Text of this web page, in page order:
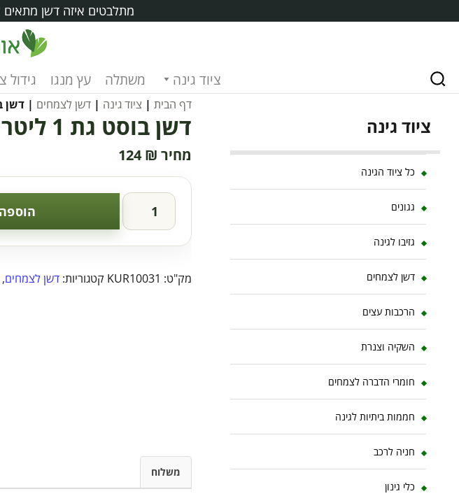
מתלבטים איזה דשן
ציוד גינה משתלה עץ מנגו גידול
דף הבית| ציוד גינה | דשן לצמחים | דשן
דשן בוסט גת 1 ליטר
124₪
מק"ט: KUR10031 קטגוריות: דשן לצמחים,
משלוח
ציוד גינה
כל ציוד הגינה
גגונים
גזיבו לגינה
דשן לצמחים
הרכבות עצים
השקיה וצנרת
חומרי הדברה לצמחים
חממות ביתיות לגינה
חניה לרכב
כלי גינון